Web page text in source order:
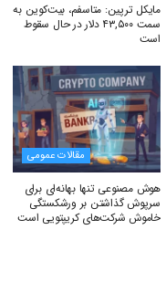
مایکل ترپین: متاسفم، بیت‌کوین به
سمت ۴۳,۵۰۰ دلار در حال سقوط
است
مقالات عمومی
هوش مصنوعی تنها بهانه‌ای برای
سرپوش گذاشتن بر ورشکستگی
خاموش شرکت‌های کریپتویی است